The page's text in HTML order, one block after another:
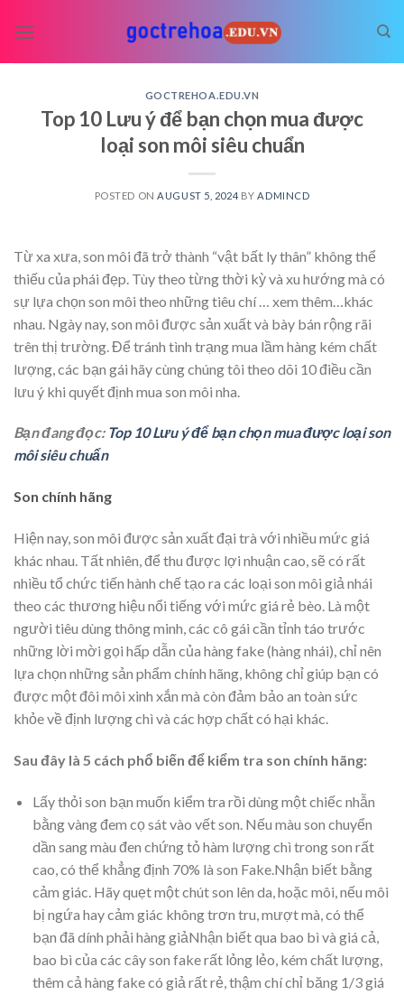
GOCTREHOA.EDU.VN
Top 10 Lưu ý để bạn chọn mua được
loại son môi siêu chuẩn
POSTED ON AUGUST 5, 2024 BY ADMINCD
Từ xa xưa, son môi đã trở thành “vật bất ly thân” không thể
thiếu của phái đẹp. Tùy theo từng thời kỳ và xu hướng mà có
sự lựa chọn son môi theo những tiêu chí
… xem thêm… khác
nhau. Ngày nay, son môi được sản xuất và bày bán rộng rãi
trên thị trường. Để tránh tình trạng mua lầm hàng kém chất
lượng, các bạn gái hãy cùng chúng tôi theo dõi 10 điều cần
lưu ý khi quyết định mua son môi nha.
Bạn đang đọc: Top 10 Lưu ý để bạn chọn mua được loại son
môi siêu chuẩn
Son chính hãng
Hiện nay, son môi được sản xuất đại trà với nhiều mức giá
khác nhau. Tất nhiên, để thu được lợi nhuận cao, sẽ có rất
nhiều tổ chức tiến hành chế tạo ra các loại son môi giả nhái
theo các thương hiệu nổi tiếng với mức giá rẻ bèo. Là một
người tiêu dùng thông minh, các cô gái cần tỉnh táo trước
những lời mời gọi hấp dẫn của hàng fake (hàng nhái), chỉ nên
lựa chọn những sản phẩm chính hãng, không chỉ giúp bạn có
được một đôi môi xinh xắn mà còn đảm bảo an toàn sức
khỏe về định lượng chì và các hợp chất có hại khác.
Sau đây là 5 cách phổ biến để kiểm tra son chính hãng:
Lấy thỏi son bạn muốn kiểm tra rồi dùng một chiếc nhẫn
bằng vàng đem cọ sát vào vết son. Nếu màu son chuyển
dần sang màu đen chứng tỏ hàm lượng chì trong son rất
cao, có thể khẳng định 70% là son Fake.Nhận biết bằng
cảm giác. Hãy quẹt một chút son lên da, hoặc môi, nếu môi
bị ngứa hay cảm giác không trơn tru, mượt mà, có thể
bạn đã dính phải hàng giảNhận biết qua bao bì và giá cả,
bao bì của các cây son fake rất lỏng lẻo, kém chất lượng,
thêm cả hàng fake có giả rất rẻ, thậm chí chỉ băng 1/3 giá